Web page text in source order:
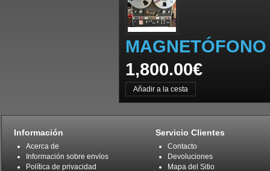
1,800.00€
Información
Acerca de
Información sobre envíos
Política de privacidad
Servicio Clientes
Contacto
Devoluciones
Mapa del Sitio